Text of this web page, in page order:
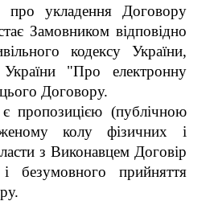
про укладення Договору
Замовником відповідно
кодексу України,
"Про електронну
Договору.
пропозицією (публічною
колу фізичних і
з Виконавцем Договір
безумовного прийняття